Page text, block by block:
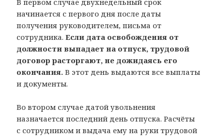
В первом случае двухнедельный срок
начинается с первого дня после даты
получения руководителем, письма от
сотрудника.Если дата освобождения от
должности выпадает на отпуск, трудовой
договор расторгают, не дожидаясь его
окончания. В этот день выдаются все выплаты
и документы.
Во втором случае датой увольнения
назначается последний день отпуска. Расчёты
с сотрудником и выдача ему на руки трудовой